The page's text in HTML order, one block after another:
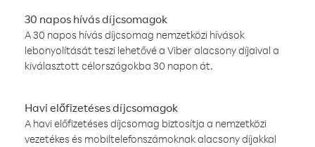
30 napos hívás díjcsomagok
A 30 napos hívás díjcsomag nemzetközi hívások
lebonyolítását teszi lehetővé a Viber alacsony díjaival a
kiválasztott célországokba 30 napon át.
Havi előfizetéses díjcsomagok
A havi előfizetéses díjcsomag biztosítja a nemzetközi
vezetékes és mobiltelefonszámoknak alacsony díjakkal